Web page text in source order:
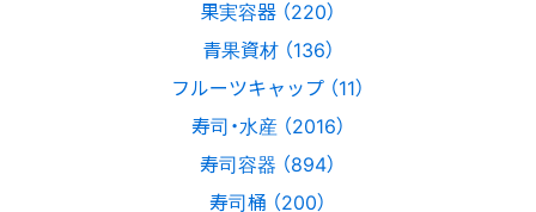
果実容器 （220）
青果資材 （136）
フルーツキャップ （11）
寿司・水産 （2016）
寿司容器 （894）
寿司桶 （200）